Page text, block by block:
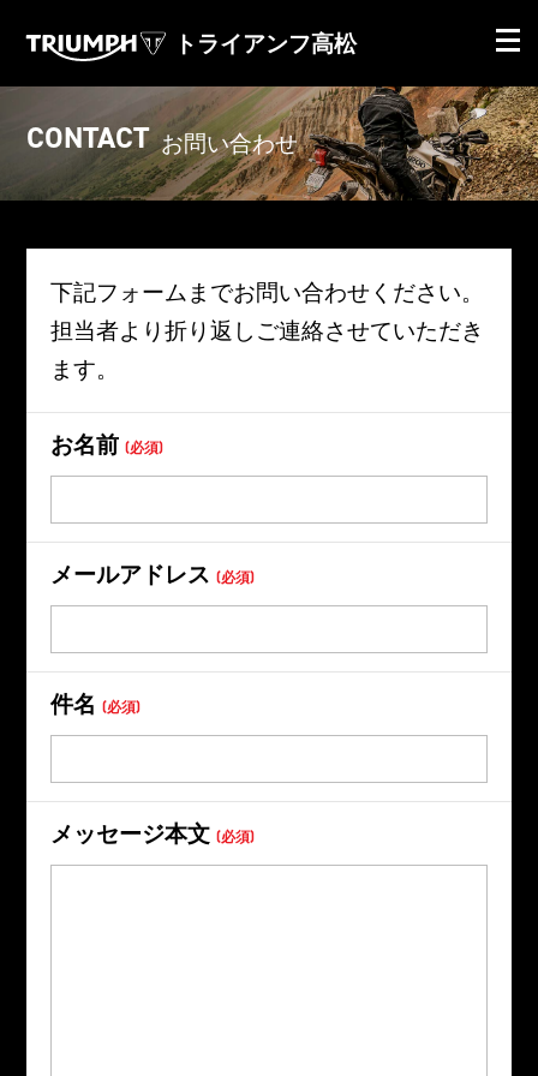
トライアンフ高松
CONTACT お問い合わせ
下記フォームまでお問い合わせください。
担当者より折り返しご連絡させていただき
ます。
お名前(必須)
メールアドレス(必須)
件名(必須)
メッセージ本文(必須)